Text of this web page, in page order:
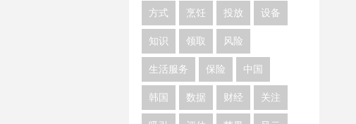
方式 烹饪 投放 设备
知识 领取 风险
生活服务 保险 中国
韩国 数据 财经 关注